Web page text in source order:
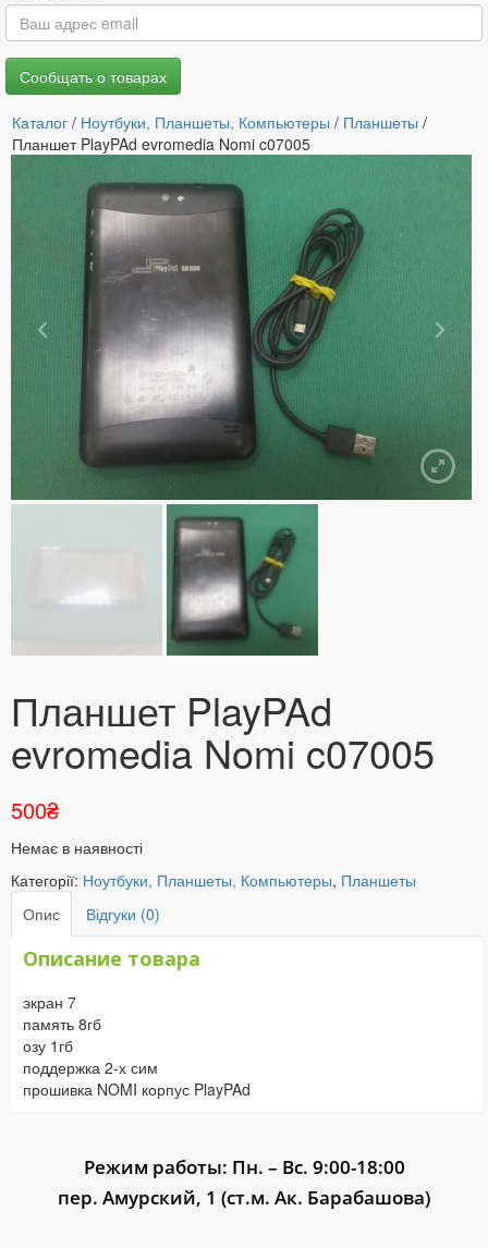
Каталог / Ноутбуки, Планшеты, Компьютеры / Планшеты /
Планшет PlayPAd evromedia Nomi c07005
Планшет PlayPAd
evromedia Nomi c07005
500₴
Немає в наявності
Категорії: Ноутбуки, Планшеты, Компьютеры, Планшеты
Опис
Відгуки (0)
Описание товара
экран 7
память 8гб
озу 1гб
поддержка 2-х сим
прошивка NOMI корпус PlayPAd
Режим работы: Пн. – Вс. 9:00-18:00
пер. Амурский, 1 (ст.м. Ак. Барабашова)